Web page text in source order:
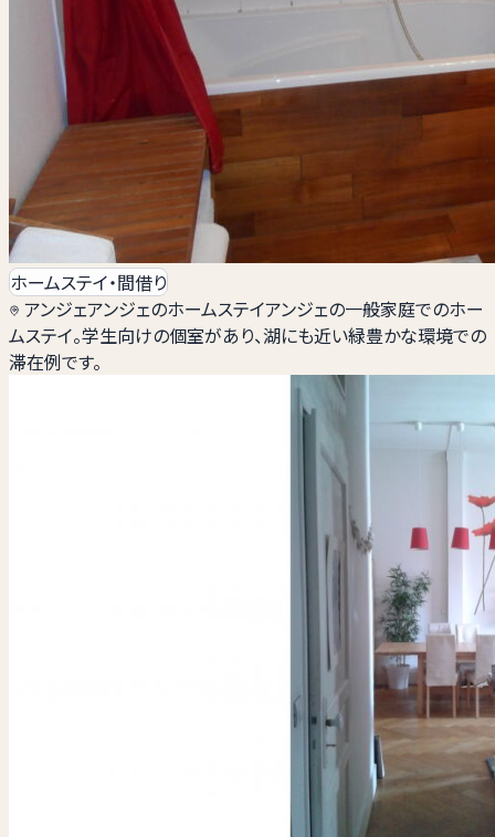
ホームステイ・間借り
アンジェアンジェのホームステイアンジェの一般家庭でのホー
ムステイ。学生向けの個室があり、湖にも近い緑豊かな環境での
滞在例です。